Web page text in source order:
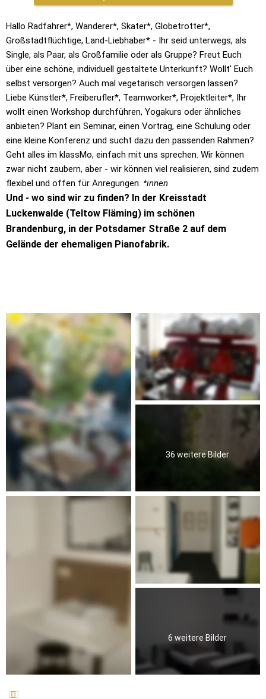
Hallo Radfahrer*, Wanderer*, Skater*, Globetrotter*,
Großstadtflüchtige, Land-Liebhaber* - Ihr seid unterwegs, als
Single, als Paar, als Großfamilie oder als Gruppe? Freut Euch
über eine schöne, individuell gestaltete Unterkunft? Wollt' Euch
selbst versorgen? Auch mal vegetarisch versorgen lassen?
Liebe Künstler*, Freiberufler*, Teamworker*, Projektleiter*, Ihr
wollt einen Workshop durchführen, Yogakurs oder ähnliches
anbieten? Plant ein Seminar, einen Vortrag, eine Schulung oder
eine kleine Konferenz und sucht dazu den passenden Rahmen?
Geht alles im klassMo, einfach mit uns sprechen. Wir können
zwar nicht zaubern, aber - wir können viel realisieren, sind zudem
flexibel und offen für Anregungen. *innen
Und - wo sind wir zu finden? In der Kreisstadt
Luckenwalde (Teltow Fläming) im schönen
Brandenburg, in der Potsdamer Straße 2 auf dem
Gelände der ehemaligen Pianofabrik.
36 weitere Bilder
6 weitere Bilder